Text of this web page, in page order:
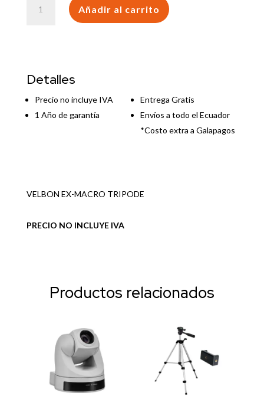
Añadir al carrito
Detalles
Precio no incluye IVA
1 Año de garantía
Entrega Gratis
Envíos a todo el Ecuador
*Costo extra a Galapagos
VELBON EX-MACRO TRIPODE
PRECIO NO INCLUYE IVA
Productos relacionados